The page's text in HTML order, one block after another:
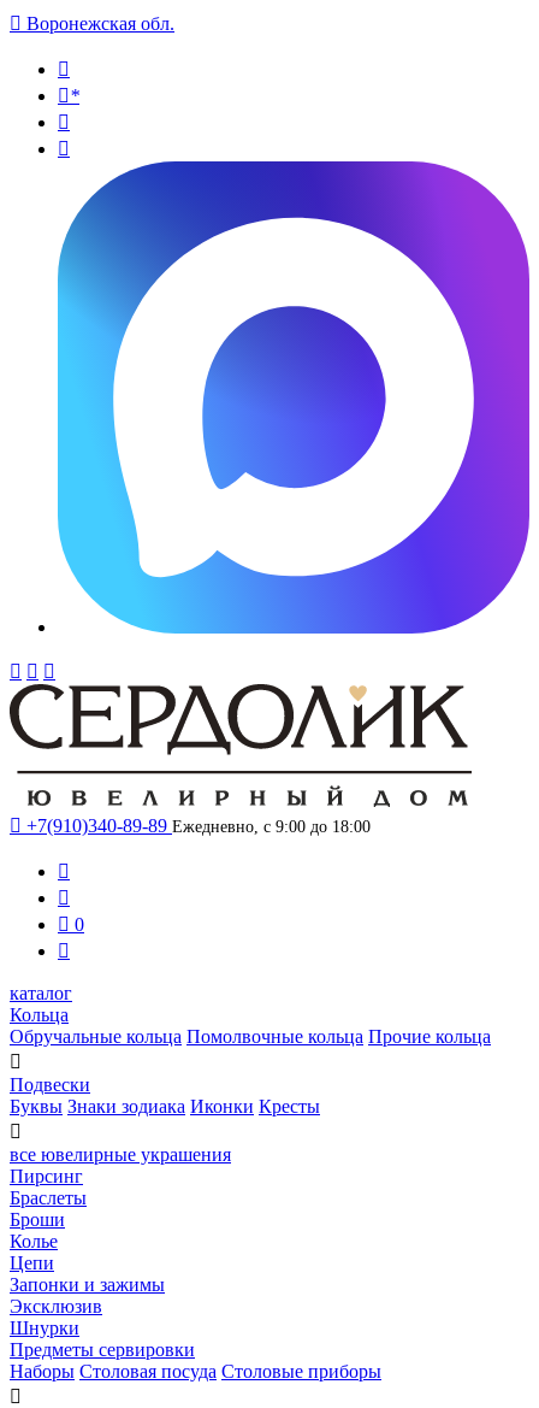
 Воронежская обл.

*


  
 +7(910)340-89-89 Ежедневно, с 9:00 до 18:00


 0

каталог
Кольца
Обручальные кольца Помолвочные кольца Прочие кольца

Подвески
Буквы Знаки зодиака Иконки Кресты

все ювелирные украшения
Пирсинг
Браслеты
Броши
Колье
Цепи
Запонки и зажимы
Эксклюзив
Шнурки
Предметы сервировки
Наборы Столовая посуда Столовые приборы
